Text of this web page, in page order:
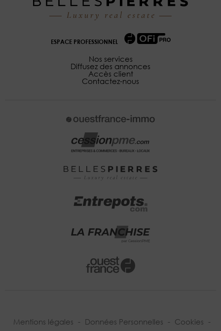
ESPACE PROFESSIONNEL
Nos services
Diffusez des annonces
Accès client
Contactez-nous
Mentions légales - Données Personnelles - Cookies -